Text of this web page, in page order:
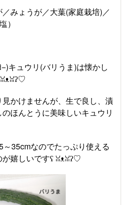
／みょうが／大葉(家庭栽培)／
）
キュウリ(バリうま)は懐かし
かけませんが、生で良し、漬
ほんとうに美味しいキュウリ
～35cmなのでたっぷり使える
嬉しいですʕ⁠ ⁠ꈍ⁠ᴥ⁠ꈍ⁠ʔ♡